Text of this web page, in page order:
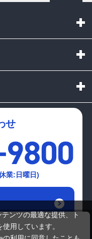
せ
業:日曜日)
ンツの最適な提供、ト
用しています。